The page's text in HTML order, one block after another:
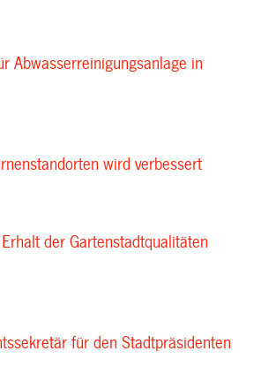
Abwasserreinigungsanlage in
wird verbessert
der Gartenstadtqualitäten
für den Stadtpräsidenten